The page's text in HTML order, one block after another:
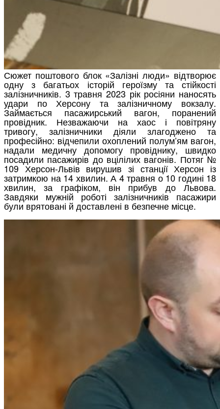
Сюжет поштового блок «Залізні люди» відтворює
одну з багатьох історій героїзму та стійкості
залізничників. 3 травня 2023 рік росіяни наносять
удари по Херсону та залізничному вокзалу.
Займається пасажирський вагон, поранений
провідник. Незважаючи на хаос і повітряну
тривогу, залізничники діяли злагоджено та
професійно: відчепили охоплений полум’ям вагон,
надали медичну допомогу провіднику, швидко
посадили пасажирів до вцілілих вагонів. Потяг №
109 Херсон-Львів вирушив зі станції Херсон із
затримкою на 14 хвилин. А 4 травня о 10 годині 18
хвилин, за графіком, він прибув до Львова.
Завдяки мужній роботі залізничників пасажири
були врятовані й доставлені в безпечне місце.